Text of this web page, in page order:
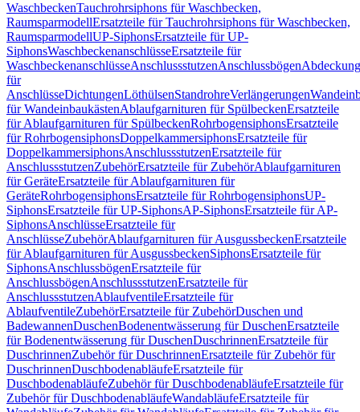
WaschbeckenTauchrohrsiphons für Waschbecken,
RaumsparmodellErsatzteile für Tauchrohrsiphons für Waschbecken,
RaumsparmodellUP-SiphonsErsatzteile für UP-
SiphonsWaschbeckenanschlüsseErsatzteile für
WaschbeckenanschlüsseAnschlussstutzenAnschlussbögen
für
AnschlüsseDichtungenLöthülsenStandrohreVerlängerungen
für WandeinbaukästenAblaufgarnituren für SpülbeckenErsatzteile
für Ablaufgarnituren für SpülbeckenRohrbogensiphonsErsatzteile
für RohrbogensiphonsDoppelkammersiphonsErsatzteile für
DoppelkammersiphonsAnschlussstutzenErsatzteile für
AnschlussstutzenZubehörErsatzteile für ZubehörAblaufgarnituren
für GeräteErsatzteile für Ablaufgarnituren für
GeräteRohrbogensiphonsErsatzteile für RohrbogensiphonsUP-
SiphonsErsatzteile für UP-SiphonsAP-SiphonsErsatzteile für AP-
SiphonsAnschlüsseErsatzteile für
AnschlüsseZubehörAblaufgarnituren für AusgussbeckenErsatzteile
für Ablaufgarnituren für AusgussbeckenSiphonsErsatzteile für
SiphonsAnschlussbögenErsatzteile für
AnschlussbögenAnschlussstutzenErsatzteile für
AnschlussstutzenAblaufventileErsatzteile für
AblaufventileZubehörErsatzteile für ZubehörDuschen und
BadewannenDuschenBodenentwässerung für DuschenErsatzteile
für Bodenentwässerung für DuschenDuschrinnenErsatzteile für
DuschrinnenZubehör für DuschrinnenErsatzteile für Zubehör für
DuschrinnenDuschbodenabläufeErsatzteile für
DuschbodenabläufeZubehör für DuschbodenabläufeErsatzteile für
Zubehör für DuschbodenabläufeWandabläufeErsatzteile für